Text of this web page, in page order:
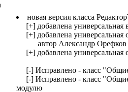
новая версия класса
[+] добавлена универсальная
[+] добавлена универсальная
автор Александр Орефков
[+] добавлена универсальная
[-] Исправлено - класс
[-] Исправлено - класс
модулю